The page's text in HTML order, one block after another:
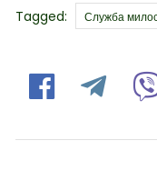
Tagged: Tags
Служба